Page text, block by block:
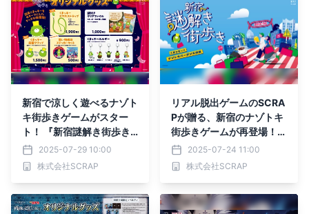
新宿で涼しく遊べるナゾト
キ街歩きゲームがスター
ト！ 『新宿謎解き街歩き
くまっキーとナゾトキバー
ゲン大作戦』 オリジナル
グッズ公開！ 体験前後に
メニューも登場
2025-07-29 10:00
株式会社SCRAP
リアル脱出ゲームのSCRA
Pが贈る、新宿のナゾトキ
街歩きゲームが再登場！
『新宿謎解き街歩き くま
っキーとナゾトキバーゲン
大作戦』2025年7月29日
くたびに、新たな発見が待
2025-07-24 11:00
株式会社SCRAP